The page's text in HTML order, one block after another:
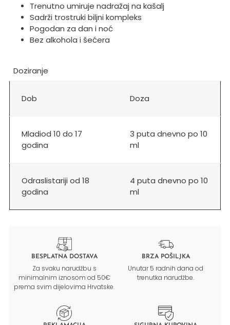
Trenutno umiruje nadražaj na kašalj
Sadrži trostruki biljni kompleks
Pogodan za dan i noć
Bez alkohola i šećera
Doziranje
Dob Doza
Mladiod 10 do 17
godina
3 puta dnevno po 10
ml
Odraslistariji od 18
godina
4 puta dnevno po 10
ml
BESPLATNA DOSTAVA
Za svaku narudžbu s
minimalnim iznosom od 50€
prema svim dijelovima Hrvatske.
BRZA POŠILJKA
Unutar 5 radnih dana od
trenutka narudžbe.